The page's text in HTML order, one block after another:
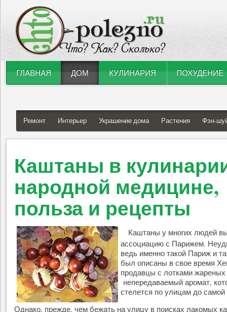
ГЛАВНАЯ ДОМ КУЛИНАРИЯ ПОХУДЕНИЕ
Ремонт Интерьер Украшение дома Растения Фэн-
Каштаны в
народной медицине,
польза и рецепты
Каштаны у многих людей
ассоциацию с Парижем.
ведь именно такой Париж и
был описаны в свое время
продавцы с лотками
непередаваемый аромат,
стелется по улицам до
Однако, прежде, чем бежать на улицу в поисках лакомых